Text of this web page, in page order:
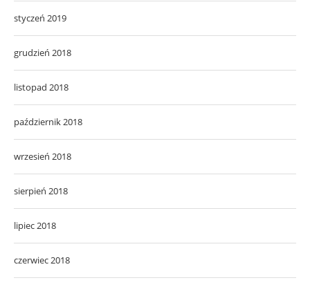
styczeń 2019
grudzień 2018
listopad 2018
październik 2018
wrzesień 2018
sierpień 2018
lipiec 2018
czerwiec 2018